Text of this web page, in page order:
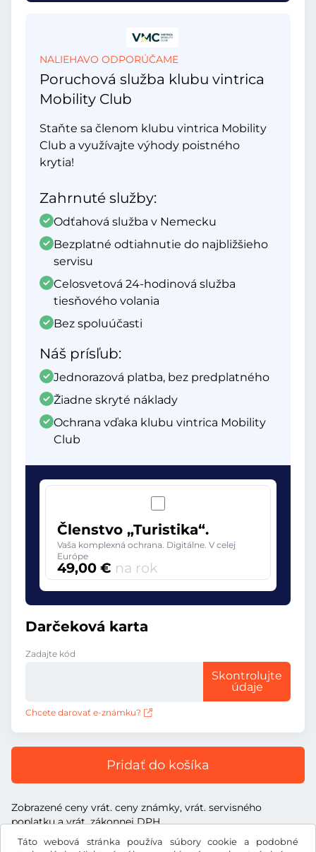
Táto webová stránka používa súbory cookie a podobné
NALIEHAVO ODPORÚČAME
Poruchová služba klubu vintrica
Mobility Club
Staňte sa členom klubu vintrica Mobility
Club a využívajte výhody poistného
krytia!
Zahrnuté služby:
Odťahová služba v Nemecku
Bezplatné odtiahnutie do najbližšieho
servisu
Celosvetová 24-hodinová služba
tiesňového volania
Bez spoluúčasti
Náš prísľub:
Jednorazová platba, bez predplatného
Žiadne skryté náklady
Ochrana vďaka klubu vintrica Mobility
Club
Členstvo „Turistika“.
Vaša komplexná ochrana. Digitálne. V celej
Európe
49,00 € na rok
Darčeková karta
Zadajte kód
Skontrolujte
údaje
Chcete darovať e-známku?
Pridať do košíka
Zobrazené ceny vrát. ceny známky, vrát. servisného
poplatku a vrát. zákonnej DPH